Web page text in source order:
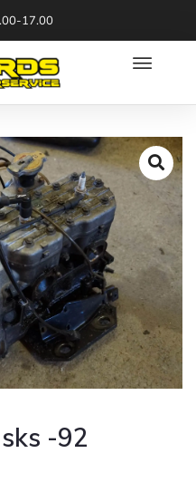
17.00
-92